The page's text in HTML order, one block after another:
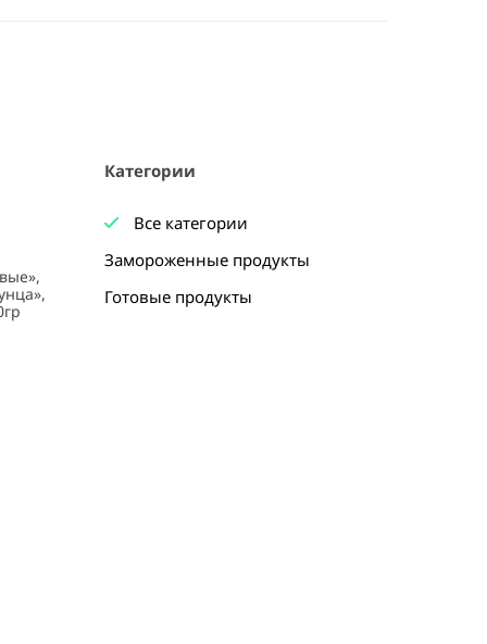
Категории
Все категории
Замороженные продукты
Готовые продукты